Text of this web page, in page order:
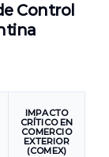
Control
IMPACTO
CRÍTICO EN
COMERCIO
EXTERIOR
(COMEX)